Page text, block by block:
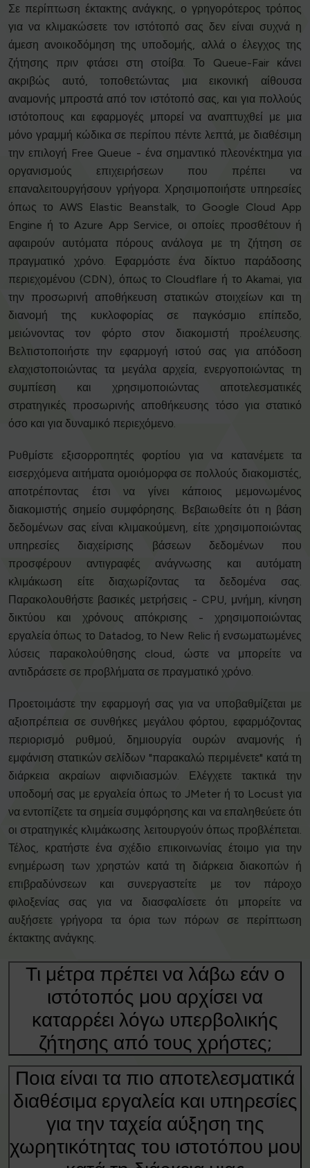
Σε περίπτωση έκτακτης ανάγκης, ο γρηγορότερος τρόπος
για να κλιμακώσετε τον ιστότοπό σας δεν είναι συχνά η
άμεση ανοικοδόμηση της υποδομής, αλλά ο έλεγχος της
ζήτησης πριν φτάσει στη στοίβα. Το Queue-Fair κάνει
ακριβώς αυτό, τοποθετώντας μια εικονική αίθουσα
αναμονής μπροστά από τον ιστότοπό σας, και για πολλούς
ιστότοπους και εφαρμογές μπορεί να αναπτυχθεί με μια
μόνο γραμμή κώδικα σε περίπου πέντε λεπτά, με διαθέσιμη
την επιλογή Free Queue - ένα σημαντικό πλεονέκτημα για
οργανισμούς επιχειρήσεων που πρέπει να
επαναλειτουργήσουν γρήγορα. Χρησιμοποιήστε υπηρεσίες
όπως το AWS Elastic Beanstalk, το Google Cloud App
Engine ή το Azure App Service, οι οποίες προσθέτουν ή
αφαιρούν αυτόματα πόρους ανάλογα με τη ζήτηση σε
πραγματικό χρόνο. Εφαρμόστε ένα δίκτυο παράδοσης
περιεχομένου (CDN), όπως το Cloudflare ή το Akamai, για
την προσωρινή αποθήκευση στατικών στοιχείων και τη
διανομή της κυκλοφορίας σε παγκόσμιο επίπεδο,
μειώνοντας τον φόρτο στον διακομιστή προέλευσης.
Βελτιστοποιήστε την εφαρμογή ιστού σας για απόδοση
ελαχιστοποιώντας τα μεγάλα αρχεία, ενεργοποιώντας τη
συμπίεση και χρησιμοποιώντας αποτελεσματικές
στρατηγικές προσωρινής αποθήκευσης τόσο για στατικό
όσο και για δυναμικό περιεχόμενο.
Ρυθμίστε εξισορροπητές φορτίου για να κατανέμετε τα
εισερχόμενα αιτήματα ομοιόμορφα σε πολλούς διακομιστές,
αποτρέποντας έτσι να γίνει κάποιος μεμονωμένος
διακομιστής σημείο συμφόρησης. Βεβαιωθείτε ότι η βάση
δεδομένων σας είναι κλιμακούμενη, είτε χρησιμοποιώντας
υπηρεσίες διαχείρισης βάσεων δεδομένων που
προσφέρουν αντιγραφές ανάγνωσης και αυτόματη
κλιμάκωση είτε διαχωρίζοντας τα δεδομένα σας.
Παρακολουθήστε βασικές μετρήσεις - CPU, μνήμη, κίνηση
δικτύου και χρόνους απόκρισης - χρησιμοποιώντας
εργαλεία όπως το Datadog, το New Relic ή ενσωματωμένες
λύσεις παρακολούθησης cloud, ώστε να μπορείτε να
αντιδράσετε σε προβλήματα σε πραγματικό χρόνο.
Προετοιμάστε την εφαρμογή σας για να υποβαθμίζεται με
αξιοπρέπεια σε συνθήκες μεγάλου φόρτου, εφαρμόζοντας
περιορισμό ρυθμού, δημιουργία ουρών αναμονής ή
εμφάνιση στατικών σελίδων "παρακαλώ περιμένετε" κατά τη
διάρκεια ακραίων αιφνιδιασμών. Ελέγχετε τακτικά την
υποδομή σας με εργαλεία όπως το JMeter ή το Locust για
να εντοπίζετε τα σημεία συμφόρησης και να επαληθεύετε ότι
οι στρατηγικές κλιμάκωσης λειτουργούν όπως προβλέπεται.
Τέλος, κρατήστε ένα σχέδιο επικοινωνίας έτοιμο για την
ενημέρωση των χρηστών κατά τη διάρκεια διακοπών ή
επιβραδύνσεων και συνεργαστείτε με τον πάροχο
φιλοξενίας σας για να διασφαλίσετε ότι μπορείτε να
αυξήσετε γρήγορα τα όρια των πόρων σε περίπτωση
έκτακτης ανάγκης.
Τι μέτρα πρέπει να λάβω εάν ο
ιστότοπός μου αρχίσει να
καταρρέει λόγω υπερβολικής
ζήτησης από τους χρήστες;
Ποια είναι τα πιο αποτελεσματικά
διαθέσιμα εργαλεία και υπηρεσίες
για την ταχεία αύξηση της
χωρητικότητας του ιστοτόπου μου